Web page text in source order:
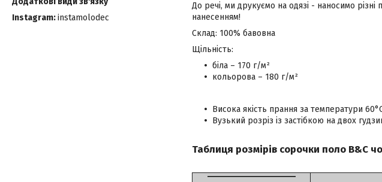
До речі, ми друкуємо на одязі - наносимо
нанесенням!
Склад: 100% бавовна
Щільність:
біла – 170 г/м²
кольорова – 180 г/м²
Висока якість прання за температури
Вузький розріз із застібкою на двох
Таблиця розмірів сорочки поло B&C
Instagram instamolodec